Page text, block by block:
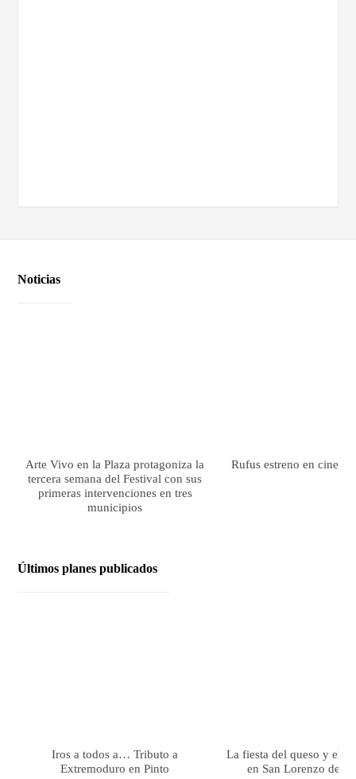
Noticias
Arte Vivo en la Plaza protagoniza la
tercera semana del Festival con sus
primeras intervenciones en tres
municipios
Rufus estreno en cines
Últimos planes publicados
Iros a todos a… Tributo a
Extremoduro en Pinto
La fiesta del queso y el
en San Lorenzo de